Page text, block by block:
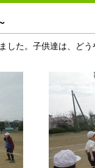
た。子供達は、ど